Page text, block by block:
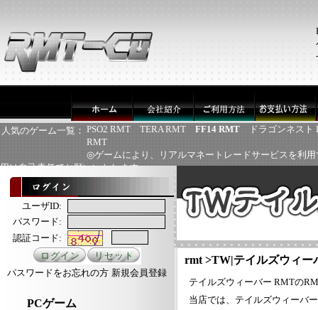
人気のゲーム一覧： PSO2 RMT TERA RMT FF14 RMT
ドラゴンネスト
RMT
◎ゲームにより、リアルマネートレードサービスを利
用は自己責任でお願いいたします
ユーザID:
パスワード:
認証コード:
パスワードをお忘れの方 新規会員登録
PCゲーム
rmt >TW|テイルズウィー
テイルズウィーバー RMTの
当店では、テイルズウィーバ